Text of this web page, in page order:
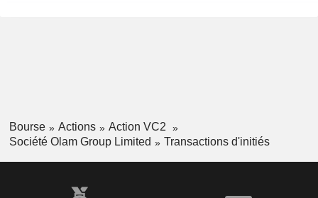
Bourse Actions
Action VC2
Société Olam Group Limited
Transactions d'initiés